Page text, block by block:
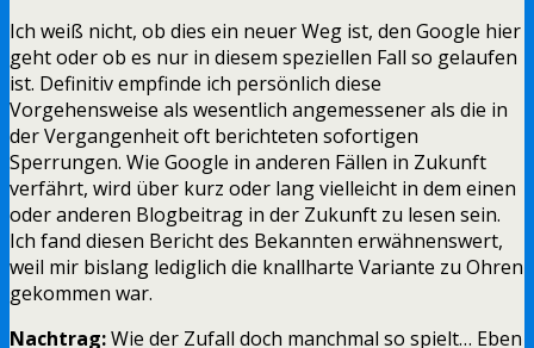
Ich weiß nicht, ob dies ein neuer Weg ist, den Google hier
geht oder ob es nur in diesem speziellen Fall so gelaufen
ist. Definitiv empfinde ich persönlich diese
Vorgehensweise als wesentlich angemessener als die in
der Vergangenheit oft berichteten sofortigen
Sperrungen. Wie Google in anderen Fällen in Zukunft
verfährt, wird über kurz oder lang vielleicht in dem einen
oder anderen Blogbeitrag in der Zukunft zu lesen sein.
Ich fand diesen Bericht des Bekannten erwähnenswert,
weil mir bislang lediglich die knallharte Variante zu Ohren
gekommen war.
Nachtrag:Wie der Zufall doch manchmal so spielt… Eben